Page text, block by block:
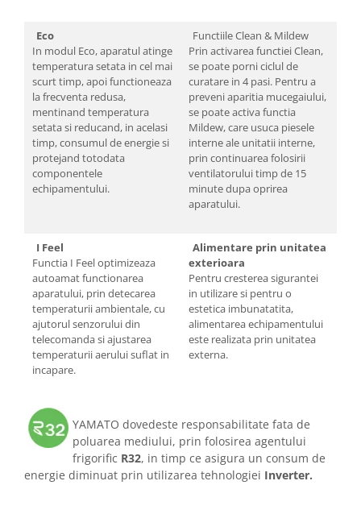
Eco
In modul Eco, aparatul atinge
temperatura setata in cel mai
scurt timp, apoi functioneaza
la frecventa redusa,
mentinand temperatura
setata si reducand, in acelasi
timp, consumul de energie si
protejand totodata
componentele
echipamentului.
Functiile Clean & Mildew
Prin activarea functiei Clean,
se poate porni ciclul de
curatare in 4 pasi. Pentru a
preveni aparitia mucegaiului,
se poate activa functia
Mildew, care usuca piesele
interne ale unitatii interne,
prin continuarea folosirii
ventilatorului timp de 15
minute dupa oprirea
aparatului.
I Feel
Functia I Feel optimizeaza
autoamat functionarea
aparatului, prin detecarea
temperaturii ambientale, cu
ajutorul senzorului din
telecomanda si ajustarea
temperaturii aerului suflat in
incapare.
Alimentare prin unitatea
exterioara
Pentru cresterea sigurantei
in utilizare si pentru o
estetica imbunatatita,
alimentarea echipamentului
este realizata prin unitatea
externa.
YAMATO dovedeste responsabilitate fata de
poluarea mediului, prin folosirea agentului
frigorific R32, in timp ce asigura un consum de
energie diminuat prin utilizarea tehnologiei Inverter.